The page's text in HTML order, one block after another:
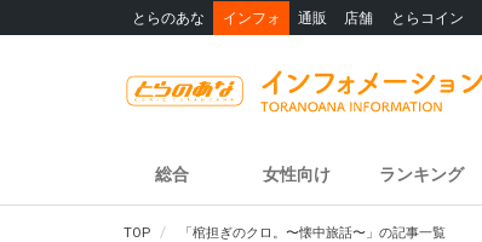
とらのあな インフォ 通販 店舗 とらコイン
総合 女性向け ランキング
TOP 「棺担ぎのクロ。〜懐中旅話〜」の記事一覧